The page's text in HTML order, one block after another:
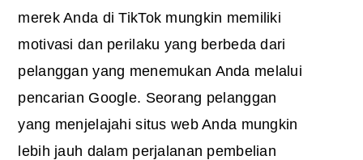
merek Anda di TikTok mungkin memiliki
motivasi dan perilaku yang berbeda dari
pelanggan yang menemukan Anda melalui
pencarian Google. Seorang pelanggan
yang menjelajahi situs web Anda mungkin
lebih jauh dalam perjalanan pembelian